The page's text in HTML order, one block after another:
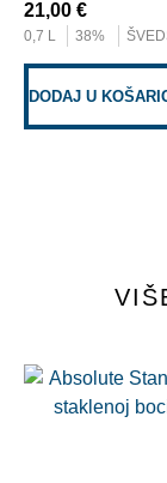
21,00 €
0,7 L 38%
DODAJ U